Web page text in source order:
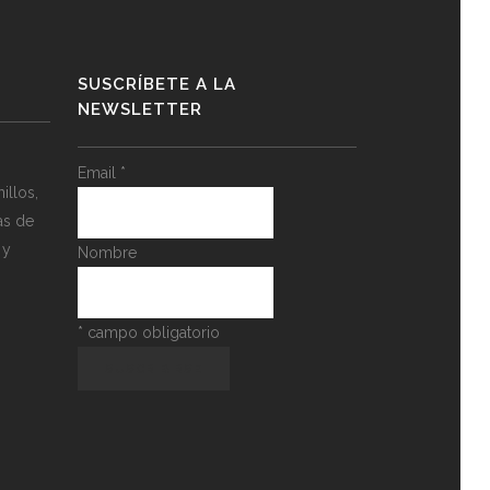
de
SUSCRÍBETE A LA
NEWSLETTER
Email *
Nombre
* campo obligatorio